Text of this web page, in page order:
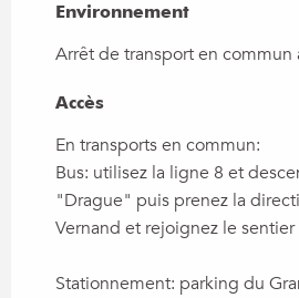
Environnement
Environnement
Arrêt de transport en commun
Accès
Accès
En transports en commun:
Bus: utilisez la ligne 8 et
"Drague" puis prenez la
Vernand et rejoignez le sentier
Stationnement: parking du